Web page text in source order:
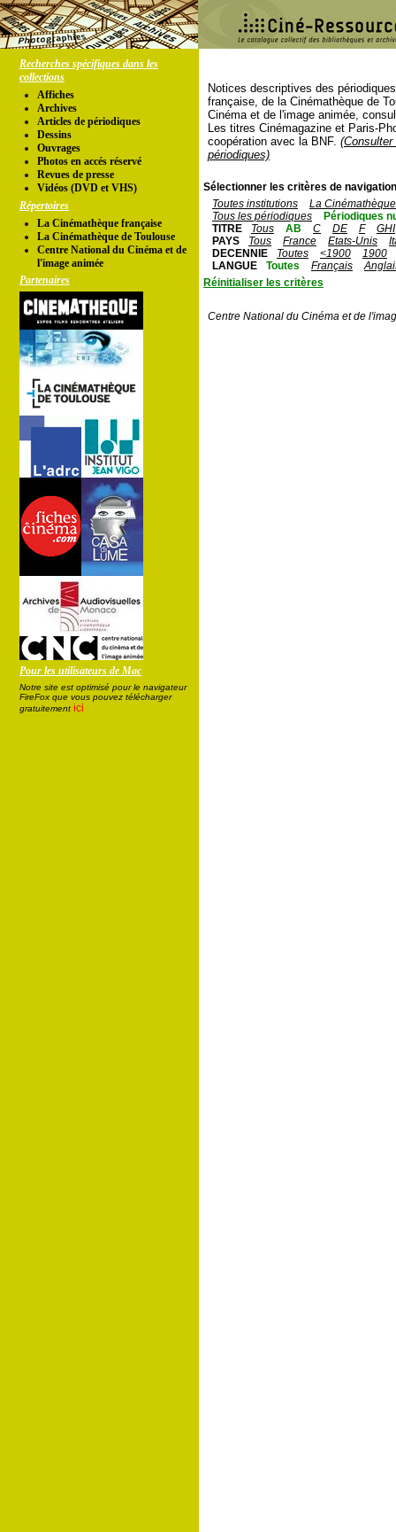
Recherches spécifiques dans les
collections
Affiches
Archives
Articles de périodiques
Dessins
Ouvrages
Photos en accés réservé
Revues de presse
Vidéos (DVD et VHS)
Répertoires
La Cinémathèque française
La Cinémathèque de Toulouse
Centre National du Cinéma et de
l'image animée
Partenaires
Pour les utilisateurs de Mac
Notre site est optimisé pour le navigateur
FireFox que vous pouvez télécharger
gratuitement ici
Notices descriptives des
française, de la Cinémathèque de
Cinéma et de l'image animée,
Les titres Cinémagazine et Paris-
coopération avec la BNF.
périodiques)
Sélectionner les critères de
Toutes institutions
La
Tous les périodiques
Périodiques
TITRE
Tous AB C DE F
GHI
PAYS
Tous France Etats-Unis
DECENNIE
Toutes <1900
1900
LANGUE
Toutes Français
Réinitialiser les critères
Centre National du Cinéma et de